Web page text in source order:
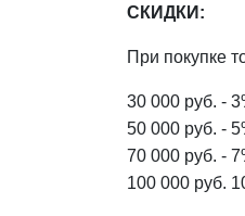
СКИДКИ:
При покупке
30 000 руб. -
50 000 руб. -
70 000 руб. -
100 000 руб.